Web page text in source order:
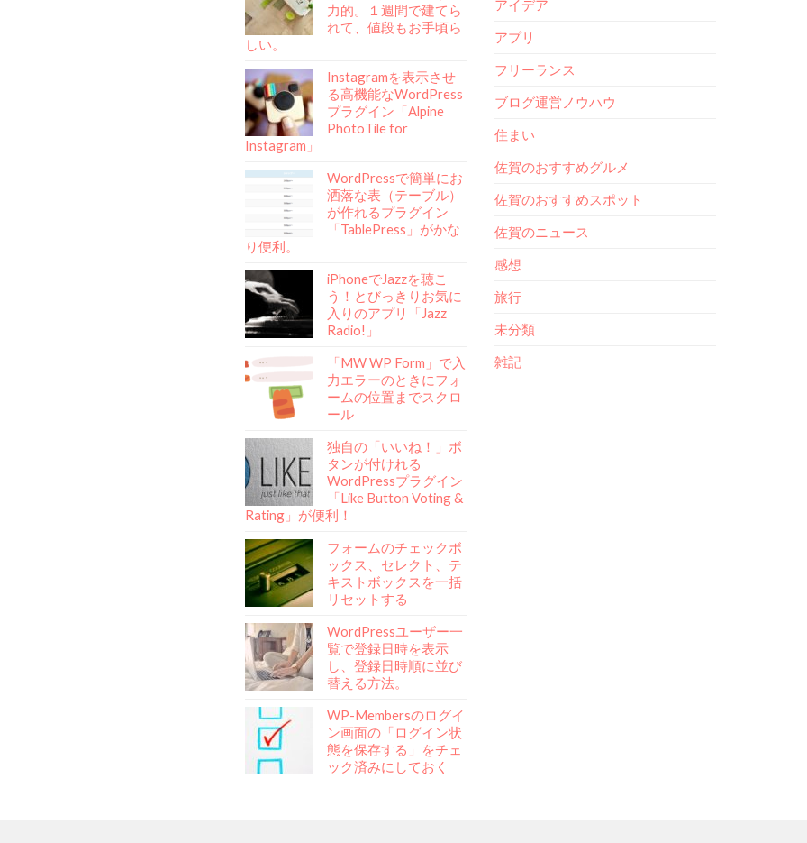
力的。１週間で建てら
れて、値段もお手頃ら
しい。
Instagramを表示させ
る高機能なWordPress
プラグイン「Alpine
PhotoTile for
Instagram」
WordPressで簡単にお
洒落な表（テーブル）
が作れるプラグイン
「TablePress」がかな
り便利。
iPhoneでJazzを聴こ
う！とびっきりお気に
入りのアプリ「Jazz
Radio!」
「MW WP Form」で入
力エラーのときにフォ
ームの位置までスクロ
ール
独自の「いいね！」ボ
タンが付けれる
WordPressプラグイン
「Like Button Voting &
Rating」が便利！
フォームのチェックボ
ックス、セレクト、テ
キストボックスを一括
リセットする
WordPressユーザー一
覧で登録日時を表示
し、登録日時順に並び
替える方法。
WP-Membersのログイ
ン画面の「ログイン状
態を保存する」をチェ
ック済みにしておく
アイデア
アプリ
フリーランス
ブログ運営ノウハウ
住まい
佐賀のおすすめグルメ
佐賀のおすすめスポット
佐賀のニュース
感想
旅行
未分類
雑記